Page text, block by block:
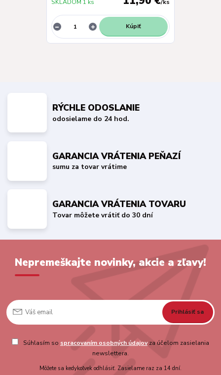
/ks
SKLADOM 1 ks
Kúpiť
RÝCHLE ODOSLANIE
odosielame do 24 hod.
GARANCIA VRÁTENIA PEŇAZÍ
sumu za tovar vrátime
GARANCIA VRÁTENIA TOVARU
Tovar môžete vrátiť do 30 dní
Nepremeškajte novinky, akcie a zľavy!
Prihlásiť sa
Súhlasím so spracovaním osobných údajovza účelom zasielania
newslettera.
Môžete sa kedykoľvek odhlásiť. Zasielame raz za 14 dní.